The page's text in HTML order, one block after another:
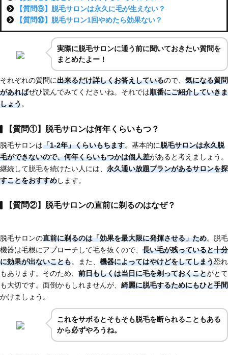
【質問⑨】脱毛サロンは永久に毛が生えない？
【質問⑩】脱毛サロン1回やめたら効果ない？
実際に脱毛サロンに通う前に聞いておきたい質問を
まとめたよー！
それぞれの質問に出来るだけ詳しくお答えしているので、 気になる質問
があればぜひ読んでみてくださいね。それでは順番にご紹介していきま
しょう。
【質問①】脱毛サロンは何年くらいもつ？
脱毛サロンは「1-2年」くらいもちます。基本的に脱毛サロンは永久脱
毛ができないので、何年くらいもつかは個人差があると考えましょう。
継続して脱毛を続けたい人には、 永久通い放題プランがあるサロンを探
すことをおすすめします。
【質問②】脱毛サロンの直前に剃るのはなぜ？
脱毛サロンの直前に剃るのは「効果を最大限に発揮させる」ため。脱毛
機器は毛根にアプローチして毛を抜くので、 長い毛が残っていると十分
に効果が出ないことも。また、 機器によってはやけどをしてしまう恐れ
もあります。そのため、 前日もしくは当日に毛を剃っておくことがとて
も大切です。面倒かもしれませんが、 綺麗に脱毛するためにもひと手間
かけましょう。
これをサボるとそもそも脱毛を断られることもある
から必ずやろうね。